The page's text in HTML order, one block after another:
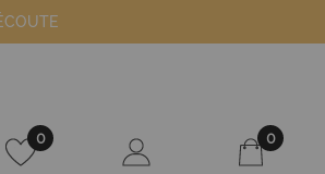
0 0